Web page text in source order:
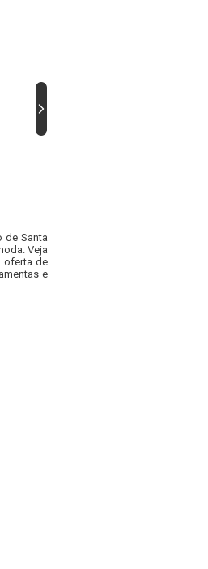
de Santa
Veja
oferta de
e